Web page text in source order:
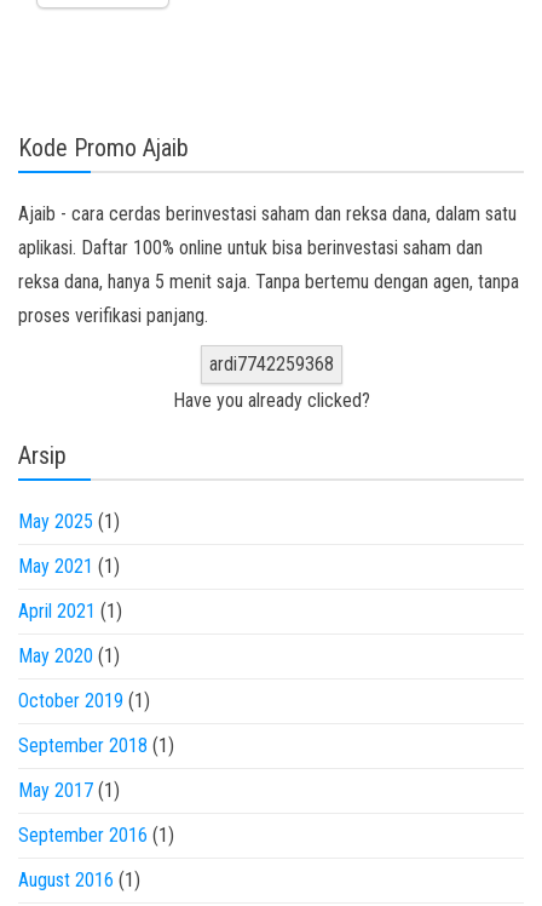
Kode Promo Ajaib
Ajaib - cara cerdas berinvestasi saham dan reksa dana, dalam satu
aplikasi. Daftar 100% online untuk bisa berinvestasi saham dan
reksa dana, hanya 5 menit saja. Tanpa bertemu dengan agen, tanpa
proses verifikasi panjang.
ardi7742259368
Have you already clicked?
Arsip
May 2025 (1)
May 2021 (1)
April 2021 (1)
May 2020 (1)
October 2019 (1)
September 2018 (1)
May 2017 (1)
September 2016 (1)
August 2016 (1)